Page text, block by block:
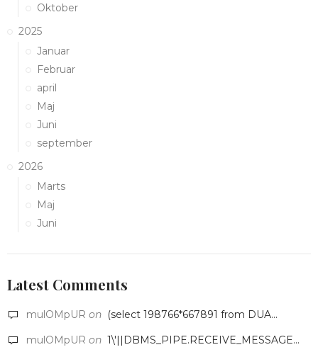
Oktober
2025
Januar
Februar
april
Maj
Juni
september
2026
Marts
Maj
Juni
Latest Comments
mulOMpUR on (select 198766*667891 from DUA...
mulOMpUR on 1\'||DBMS_PIPE.RECEIVE_MESSAGE...